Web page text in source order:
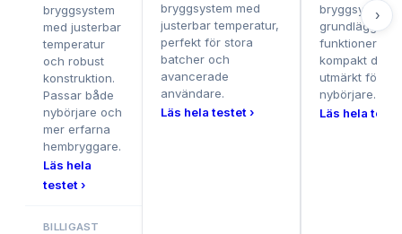
bryggsystem
med justerbar
temperatur
och robust
konstruktion.
Passar både
nybörjare och
mer erfarna
hembryggare.
Läs hela
testet ›
BILLIGAST
bryggsystem med
justerbar temperatur,
perfekt för stora
batcher och
avancerade
användare.
Läs hela testet ›
bryggsystem
funktioner och
kompakt
utmärkt för
nybörjare.
Läs hela
›